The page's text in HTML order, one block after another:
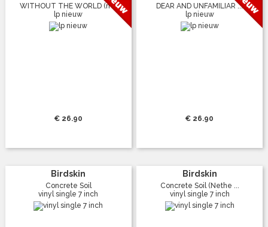
WITHOUT THE WORLD (n ...
lp nieuw
€ 26.90
DEAR AND UNFAMILIAR ...
lp nieuw
€ 26.90
Birdskin
Concrete Soil
vinyl single 7 inch
Birdskin
Concrete Soil (Nethe ...
vinyl single 7 inch